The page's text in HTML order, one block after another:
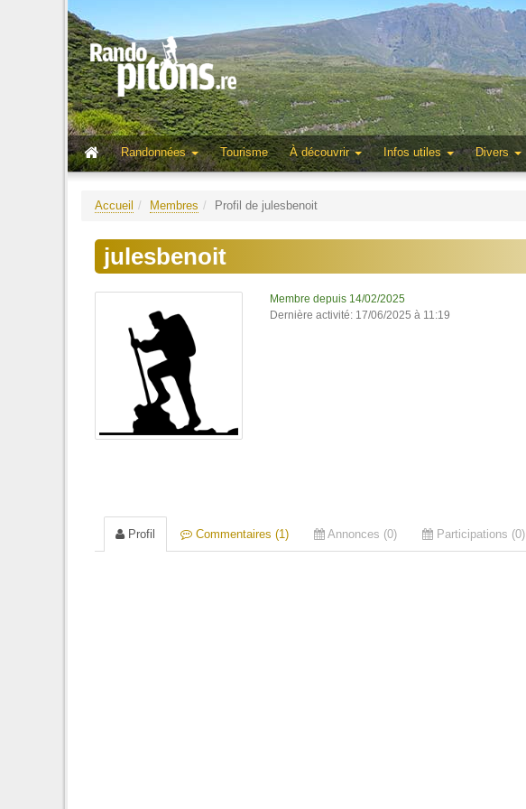
Randonnées
Tourisme À découvrir Infos utiles Divers
Accueil Membres Profil de julesbenoit
julesbenoit
Membre depuis 14/02/2025
Dernière activité: 17/06/2025 à 11:19
Profil Commentaires (1) Annonces (0) Participations (0)